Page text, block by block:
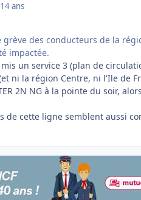
14 ans
des conducteurs de la
impactée.
un service 3 (plan de
ni la région Centre, ni l'Ile de
2N NG à la pointe du soir,
de cette ligne semblent aussi